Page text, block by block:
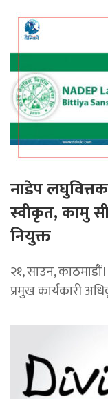
नाडेप
स्वीकृत, कामु
नियुक्त
२१, साउन,
प्रमुख कार्यकारी